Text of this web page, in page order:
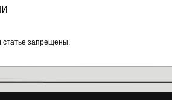
статье запрещены.